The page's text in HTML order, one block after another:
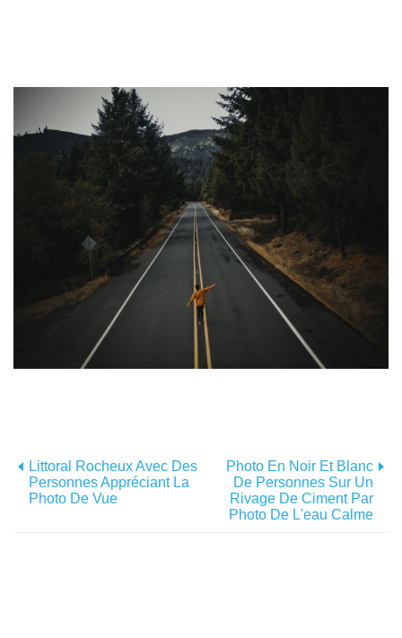
Littoral Rocheux Avec Des
Personnes Appréciant La
Photo De Vue
Photo En Noir Et Blanc
De Personnes Sur Un
Rivage De Ciment Par
Photo De L'eau Calme